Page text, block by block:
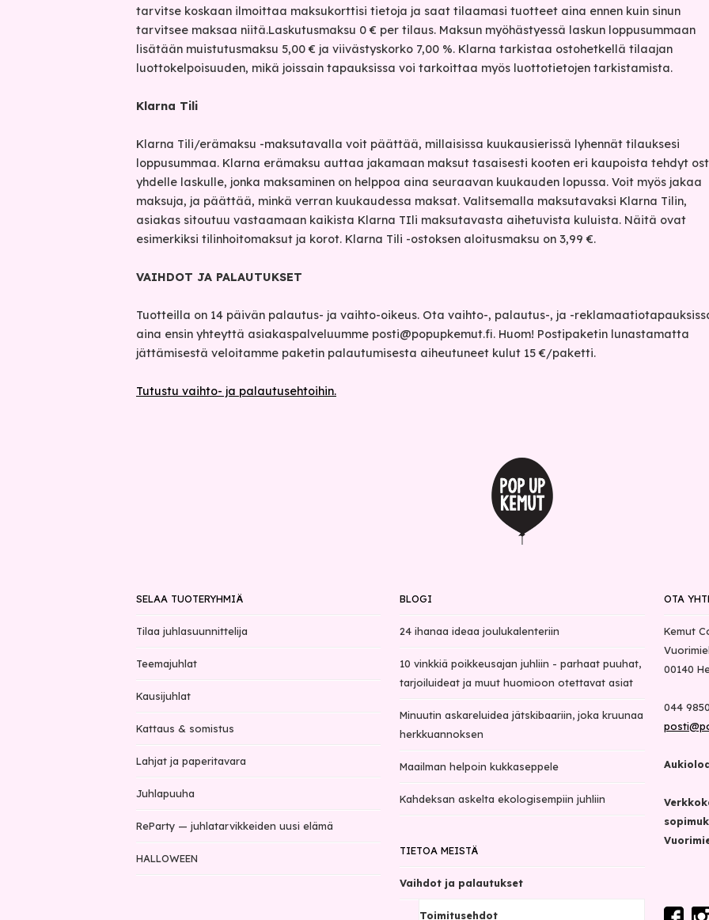
tarvitse koskaan ilmoittaa maksukorttisi tietoja ja saat tilaamasi tuotteet aina ennen kuin sinun
tarvitsee maksaa niitä.Laskutusmaksu 0 € per tilaus. Maksun myöhästyessä laskun loppusummaan
lisätään muistutusmaksu 5,00 € ja viivästyskorko 7,00 %. Klarna tarkistaa ostohetkellä tilaajan
luottokelpoisuuden, mikä joissain tapauksissa voi tarkoittaa myös luottotietojen tarkistamista.
Klarna Tili
Klarna Tili/erämaksu -maksutavalla voit päättää, millaisissa kuukausierissä lyhennät tilauksesi
loppusummaa. Klarna erämaksu auttaa jakamaan maksut tasaisesti kooten eri kaupoista tehdyt
yhdelle laskulle, jonka maksaminen on helppoa aina seuraavan kuukauden lopussa. Voit myös jakaa
maksuja, ja päättää, minkä verran kuukaudessa maksat. Valitsemalla maksutavaksi Klarna Tilin,
asiakas sitoutuu vastaamaan kaikista Klarna TIli maksutavasta aihetuvista kuluista. Näitä ovat
esimerkiksi tilinhoitomaksut ja korot. Klarna Tili -ostoksen aloitusmaksu on 3,99 €.
VAIHDOT JA PALAUTUKSET
Tuotteilla on 14 päivän palautus- ja vaihto-oikeus. Ota vaihto-, palautus-, ja -
aina ensin yhteyttä asiakaspalveluumme posti@popupkemut.fi. Huom! Postipaketin lunastamatta
jättämisestä veloitamme paketin palautumisesta aiheutuneet kulut 15 €/paketti.
Tutustu vaihto- ja palautusehtoihin.
SELAA TUOTERYHMIÄ
Tilaa juhlasuunnittelija
Teemajuhlat
Kausijuhlat
Kattaus & somistus
Lahjat ja paperitavara
Juhlapuuha
ReParty — juhlatarvikkeiden uusi elämä
HALLOWEEN
BLOGI
24 ihanaa ideaa joulukalenteriin
10 vinkkiä poikkeusajan juhliin - parhaat puuhat,
tarjoiluideat ja muut huomioon otettavat asiat
Minuutin askareluidea jätskibaariin, joka kruunaa
herkkuannoksen
Maailman helpoin kukkaseppele
Kahdeksan askelta ekologisempiin juhliin
TIETOA MEISTÄ
Vaihdot ja palautukset
Toimitusehdot
OTA
Kemut
00140
044